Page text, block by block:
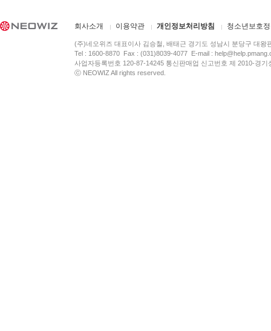
회사소개 이용약관 개인정보처리방침 청소년보호
(주)네오위즈 대표이사 김승철, 배태근 경기도 성남시 분당구 대왕
Tel : 1600-8870 Fax : (031)8039-4077 E-mail :
사업자등록번호 120-87-14245 통신판매업 신고번호 제 2010-경
ⓒ NEOWIZ All rights reserved.